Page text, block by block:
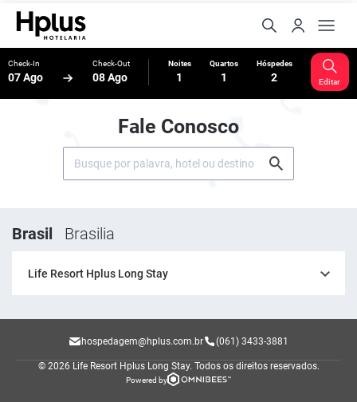
Check-In
07 Ago
Check-Out
08 Ago
Noites
1
Quartos
1
Hóspedes
2 Editar
Fale Conosco
Brasil Brasilia
Life Resort Hplus Long Stay
hospedagem@hplus.com.br (061) 3433-3881
© 2026 Life Resort Hplus Long Stay. Todos os direitos reservados.
Powered by